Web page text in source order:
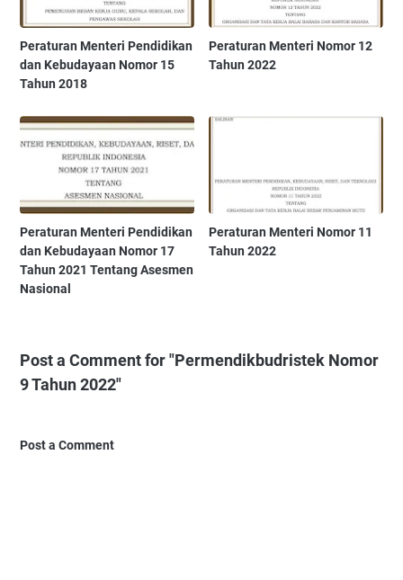
Peraturan Menteri Pendidikan
dan Kebudayaan Nomor 15
Tahun 2018
Peraturan Menteri Nomor 12
Tahun 2022
Peraturan Menteri Pendidikan
dan Kebudayaan Nomor 17
Tahun 2021 Tentang Asesmen
Nasional
Peraturan Menteri Nomor 11
Tahun 2022
Post a Comment for "Permendikbudristek Nomor
9 Tahun 2022"
Post a Comment